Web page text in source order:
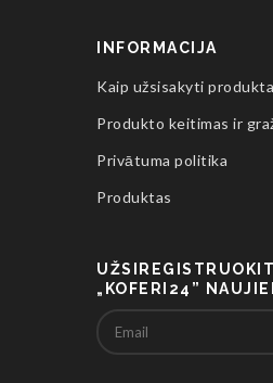
INFORMACIJA
Kaip užsisakyti produkta
Produkto keitimas ir
Privātuma politika
Produktas
„KOFERI24”